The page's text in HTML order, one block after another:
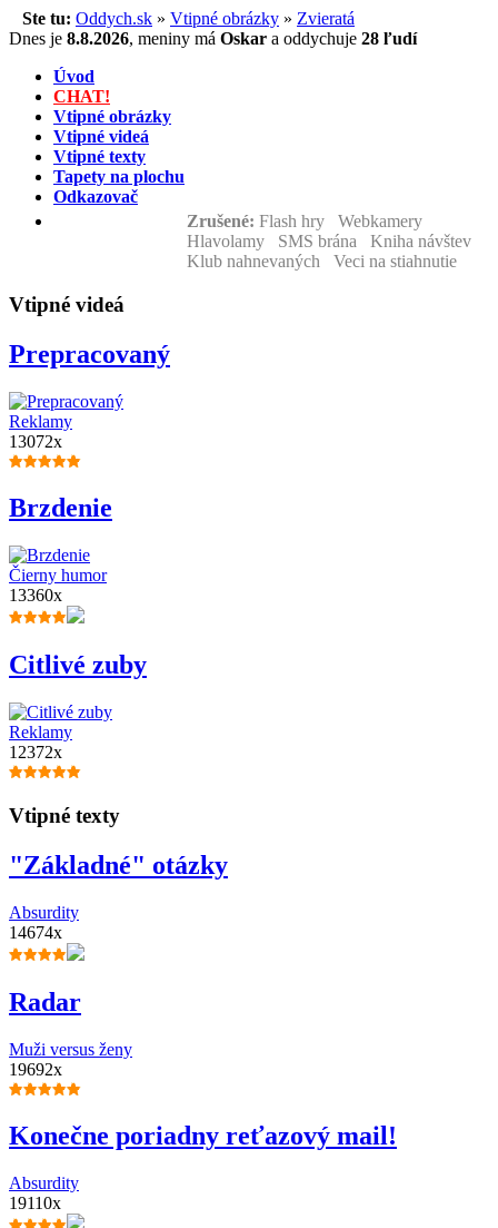
Ste tu: Oddych.sk » Vtipné obrázky » Zvieratá
Dnes je 8.8.2026, meniny má Oskar a oddychuje 28 ľudí
Úvod
CHAT!
Vtipné obrázky
Vtipné videá
Vtipné texty
Tapety na plochu
Odkazovač
Zrušené: Flash hry Webkamery
Hlavolamy SMS brána Kniha návštev
Klub nahnevaných Veci na stiahnutie
Vtipné videá
Prepracovaný
Reklamy
13072x
Brzdenie
Čierny humor
13360x
Citlivé zuby
Reklamy
12372x
Vtipné texty
"Základné" otázky
Absurdity
14674x
Radar
Muži versus ženy
19692x
Konečne poriadny reťazový mail!
Absurdity
19110x